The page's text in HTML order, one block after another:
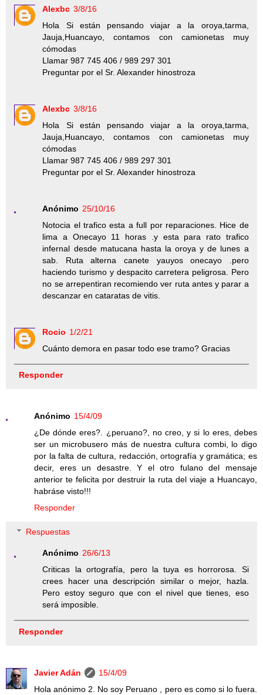
Alexbc 3/8/16
Hola Si están pensando viajar a la oroya,tarma,
Jauja,Huancayo, contamos con camionetas muy
cómodas
Llamar 987 745 406 / 989 297 301
Preguntar por el Sr. Alexander hinostroza
Alexbc 3/8/16
Hola Si están pensando viajar a la oroya,tarma,
Jauja,Huancayo, contamos con camionetas muy
cómodas
Llamar 987 745 406 / 989 297 301
Preguntar por el Sr. Alexander hinostroza
Anónimo 25/10/16
Notocia el trafico esta a full por reparaciones. Hice de
lima a Onecayo 11 horas .y esta para rato trafico
infernal desde matucana hasta la oroya y de lunes a
sab. Ruta alterna canete yauyos onecayo .pero
haciendo turismo y despacito carretera peligrosa. Pero
no se arrepentiran recomiendo ver ruta antes y parar a
descanzar en cataratas de vitis.
Rocio 1/2/21
Cuánto demora en pasar todo ese tramo? Gracias
Responder
Anónimo 15/4/09
¿De dónde eres?. ¿peruano?, no creo, y si lo eres, debes
ser un microbusero más de nuestra cultura combi, lo digo
por la falta de cultura, redacción, ortografía y gramática; es
decir, eres un desastre. Y el otro fulano del mensaje
anterior te felicita por destruir la ruta del viaje a Huancayo,
habráse visto!!!
Responder
Respuestas
Anónimo 26/6/13
Criticas la ortografía, pero la tuya es horrorosa. Si
crees hacer una descripción similar o mejor, hazla.
Pero estoy seguro que con el nivel que tienes, eso
será imposible.
Responder
Javier Adán
15/4/09
Hola anónimo 2. No soy Peruano , pero es como si lo fuera.